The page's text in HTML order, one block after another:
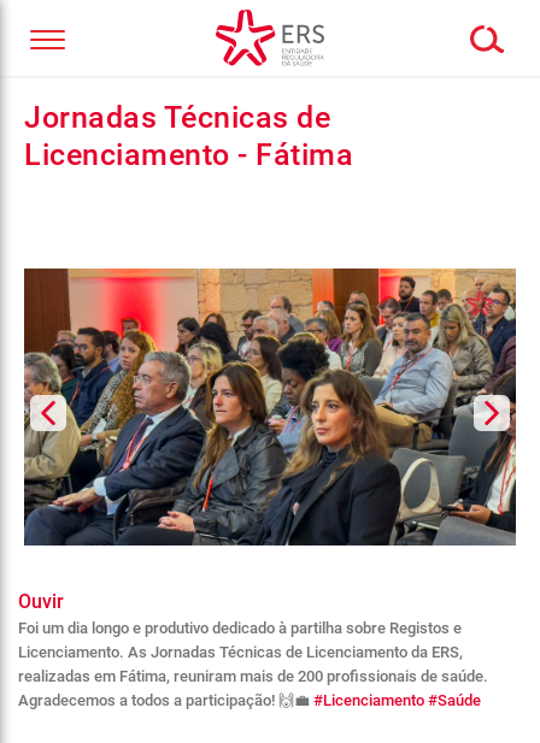
Jornadas Técnicas de
Licenciamento - Fátima
Ouvir
Foi um dia longo e produtivo dedicado à partilha sobre Registos e
Licenciamento. As Jornadas Técnicas de Licenciamento da ERS,
realizadas em Fátima, reuniram mais de 200 profissionais de saúde.
Agradecemos a todos a participação! 🙌💼 #Licenciamento #Saúde